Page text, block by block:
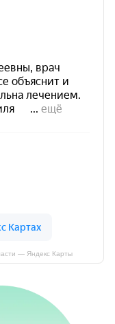
— Яндекс Карты